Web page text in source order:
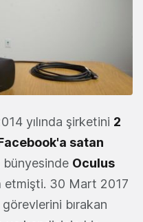
yılında şirketini 2
satan
Oculus
etmişti. 30 Mart 2017
bırakan